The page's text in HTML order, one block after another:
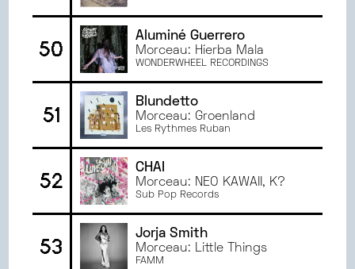
50
Aluminé Guerrero
Morceau: Hierba Mala
WONDERWHEEL RECORDINGS
51
Blundetto
Morceau: Groenland
Les Rythmes Ruban
52
CHAI
Morceau: NEO KAWAII, K?
Sub Pop Records
53
Jorja Smith
Morceau: Little Things
FAMM